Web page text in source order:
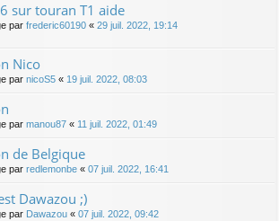
sur touran T1 aide
par frederic60190 « 29 juil. 2022, 19:14
Nico
par nicoS5 « 19 juil. 2022, 08:03
par manou87 « 11 juil. 2022, 01:49
de Belgique
par redlemonbe « 07 juil. 2022, 16:41
Dawazou ;)
par Dawazou « 07 juil. 2022, 09:42